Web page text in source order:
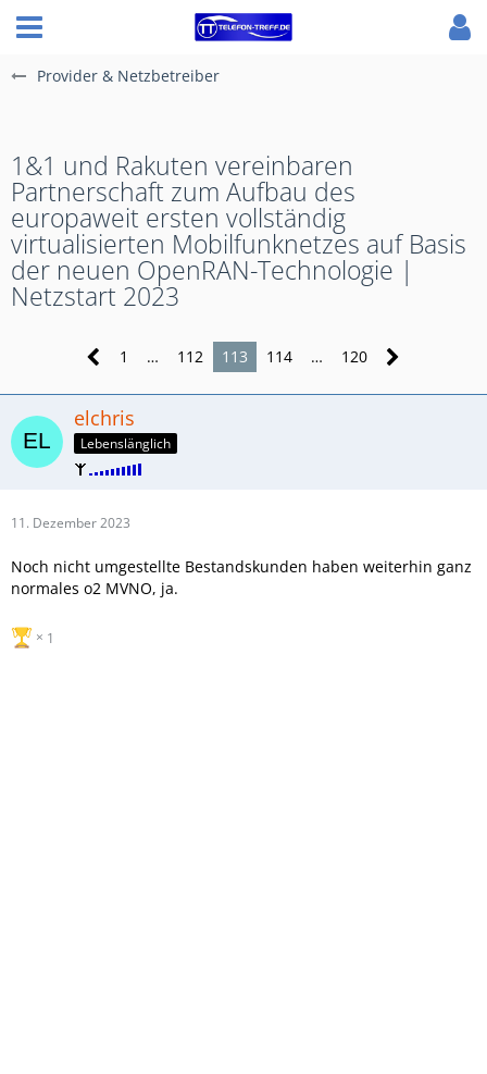
Provider & Netzbetreiber
1&1 und Rakuten vereinbaren
Partnerschaft zum Aufbau des
europaweit ersten vollständig
virtualisierten Mobilfunknetzes auf Basis
der neuen OpenRAN-Technologie |
Netzstart 2023
1 … 112 113 114 … 120
elchris
Lebenslänglich
11. Dezember 2023
Noch nicht umgestellte Bestandskunden haben weiterhin ganz
normales o2 MVNO, ja.
1